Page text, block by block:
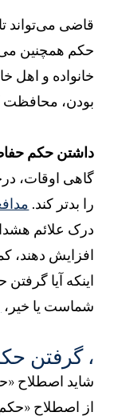
قاضی می‌تواند تا
حکم همچنین
خانواده و اهل
بودن، محافظت
داشتن حکم
گاهی اوقات،
را بدتر کند.
درک علائم هشدار
افزایش دهند، کمک
اینکه آیا گرفتن
شماست یا خیر،با
، گرفتن
شاید اصطلاح «حکم
از اصطلاح «حکم